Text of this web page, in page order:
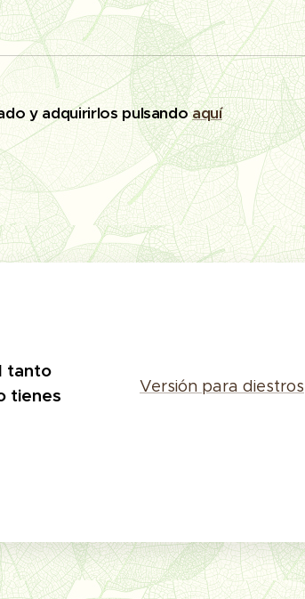
y adquirirlos pulsando aquí
tanto
tienes
Versión para diestros